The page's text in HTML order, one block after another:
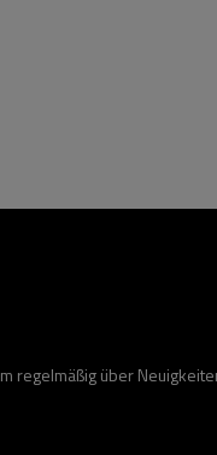
regelmäßig über